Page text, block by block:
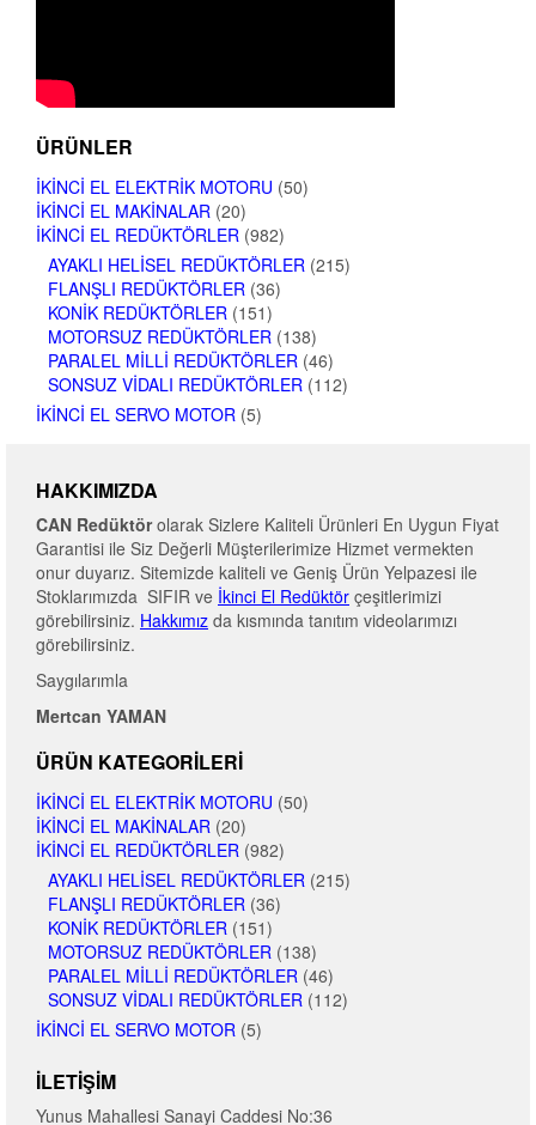
ÜRÜNLER
İKINCI EL ELEKTRIK MOTORU (50)
İKINCI EL MAKINALAR (20)
İKINCI EL REDÜKTÖRLER (982)
AYAKLI HELISEL REDÜKTÖRLER (215)
FLANŞLI REDÜKTÖRLER (36)
KONIK REDÜKTÖRLER (151)
MOTORSUZ REDÜKTÖRLER (138)
PARALEL MILLI REDÜKTÖRLER (46)
SONSUZ VIDALI REDÜKTÖRLER (112)
İKINCI EL SERVO MOTOR (5)
HAKKIMIZDA
CAN Redüktörolarak Sizlere Kaliteli Ürünleri En Uygun Fiyat
Garantisi ile Siz Değerli Müşterilerimize Hizmet vermekten
onur duyarız. Sitemizde kaliteli ve Geniş Ürün Yelpazesi ile
Stoklarımızda SIFIR ve İkinci El Redüktör çeşitlerimizi
görebilirsiniz. Hakkımız da kısmında tanıtım videolarımızı
görebilirsiniz.
Saygılarımla
Mertcan YAMAN
ÜRÜN KATEGORILERI
İKINCI EL ELEKTRIK MOTORU (50)
İKINCI EL MAKINALAR (20)
İKINCI EL REDÜKTÖRLER (982)
AYAKLI HELISEL REDÜKTÖRLER (215)
FLANŞLI REDÜKTÖRLER (36)
KONIK REDÜKTÖRLER (151)
MOTORSUZ REDÜKTÖRLER (138)
PARALEL MILLI REDÜKTÖRLER (46)
SONSUZ VIDALI REDÜKTÖRLER (112)
İKINCI EL SERVO MOTOR (5)
İLETIŞIM
Yunus Mahallesi Sanayi Caddesi No:36